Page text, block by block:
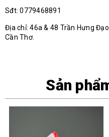
Sđt: 0779468891
Địa chỉ: 46a & 48 Trần Hưng
Cần Thơ.
Sản